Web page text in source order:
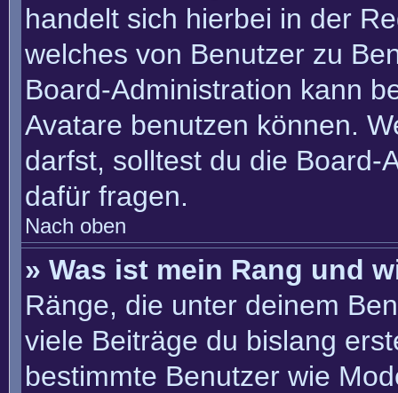
handelt sich hierbei in der
welches von Benutzer zu
Board-Administration kann
Avatare benutzen können.
darfst, solltest du die Board-
dafür fragen.
Nach oben
» Was ist mein Rang und
Ränge, die unter deinem
viele Beiträge du bislang
bestimmte Benutzer wie